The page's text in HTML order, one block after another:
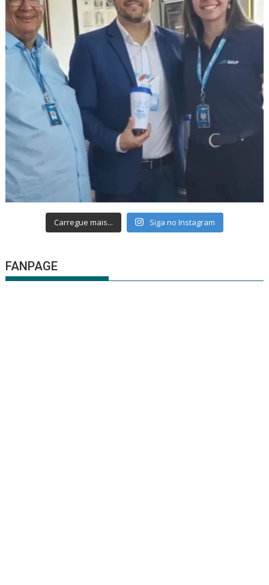
Carregue mais... Siga no Instagram
FANPAGE